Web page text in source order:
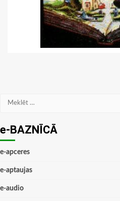
Meklēt:
e-BAZNĪCĀ
e-apceres
e-aptaujas
e-audio